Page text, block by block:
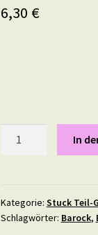
6,30 €
mal
15
In
Kategorie: Stuck Teil-
Schlagwörter: Barock,